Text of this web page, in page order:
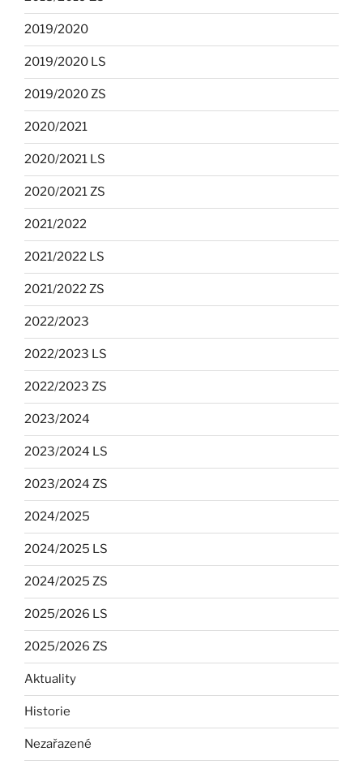
2019/2020
2019/2020 LS
2019/2020 ZS
2020/2021
2020/2021 LS
2020/2021 ZS
2021/2022
2021/2022 LS
2021/2022 ZS
2022/2023
2022/2023 LS
2022/2023 ZS
2023/2024
2023/2024 LS
2023/2024 ZS
2024/2025
2024/2025 LS
2024/2025 ZS
2025/2026 LS
2025/2026 ZS
Aktuality
Historie
Nezařazené